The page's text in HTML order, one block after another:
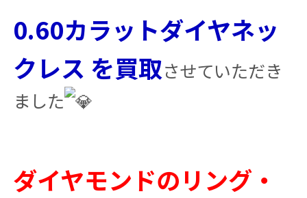
0.60カラットダイヤネッ
クレス を買取させていただき
ました
ダイヤモンドのリング・